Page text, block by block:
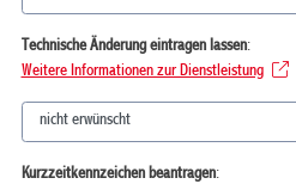
Technische Änderung eintragen lassen:
Weitere Informationen zur Dienstleistung
Kurzzeitkennzeichen beantragen: